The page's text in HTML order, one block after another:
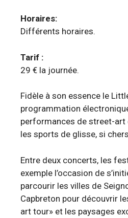
Horaires:
Différents horaires.
Tarif :
29 € la journée.
Fidèle à son essence le
programmation
performances de street-art
les sports de glisse, si
Entre deux concerts, les
exemple l’occasion de
parcourir les villes de
Capbreton pour découvrir
art tour» et les paysages